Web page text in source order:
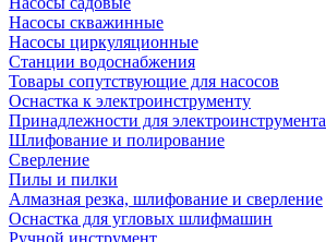
Насосы скважинные
Насосы циркуляционные
Станции водоснабжения
Товары сопутствующие для насосов
Оснастка к электроинструменту
Принадлежности для электроинструмента
Шлифование и полирование
Сверление
Пилы и пилки
Алмазная резка, шлифование и сверление
Оснастка для угловых шлифмашин
Ручной инструмент